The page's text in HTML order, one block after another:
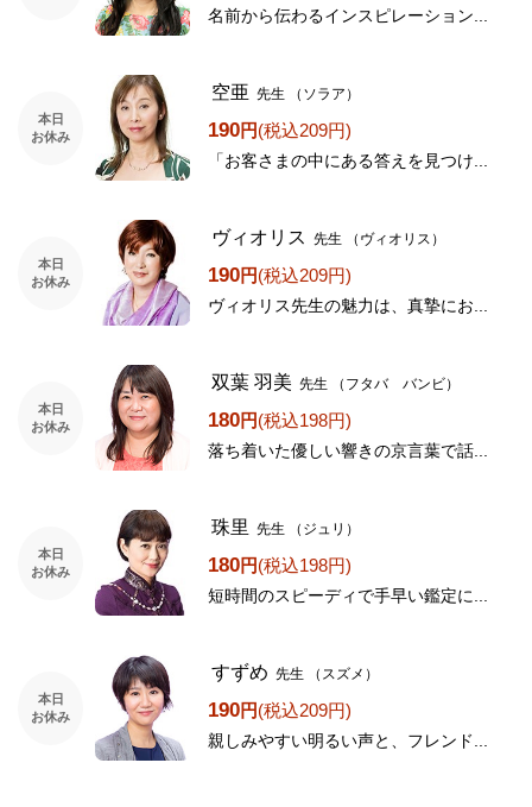
名前から伝わるインスピレーション...
本日
お休み
空亜 先生 （ソラア）
190円(税込209円)
「お客さまの中にある答えを見つけ...
本日
お休み
ヴィオリス 先生 （ヴィオリス）
190円(税込209円)
ヴィオリス先生の魅力は、真摯にお...
本日
お休み
双葉 羽美 先生 （フタバ バンビ）
180円(税込198円)
落ち着いた優しい響きの京言葉で話...
本日
お休み
珠里 先生 （ジュリ）
180円(税込198円)
短時間のスピーディで手早い鑑定に...
本日
お休み
すずめ 先生 （スズメ）
190円(税込209円)
親しみやすい明るい声と、フレンド...